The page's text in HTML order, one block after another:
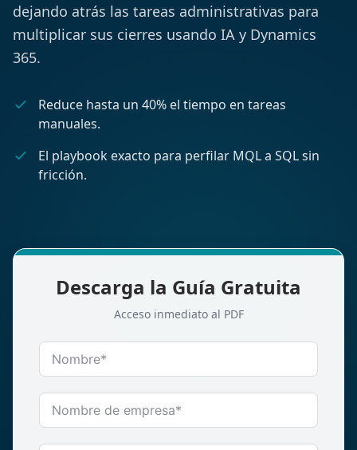
dejando atrás las tareas administrativas para
multiplicar sus cierres usando IA y Dynamics
365.
Reduce hasta un 40% el tiempo en tareas
manuales.
El playbook exacto para perfilar MQL a SQL sin
fricción.
Descarga la Guía Gratuita
Acceso inmediato al PDF